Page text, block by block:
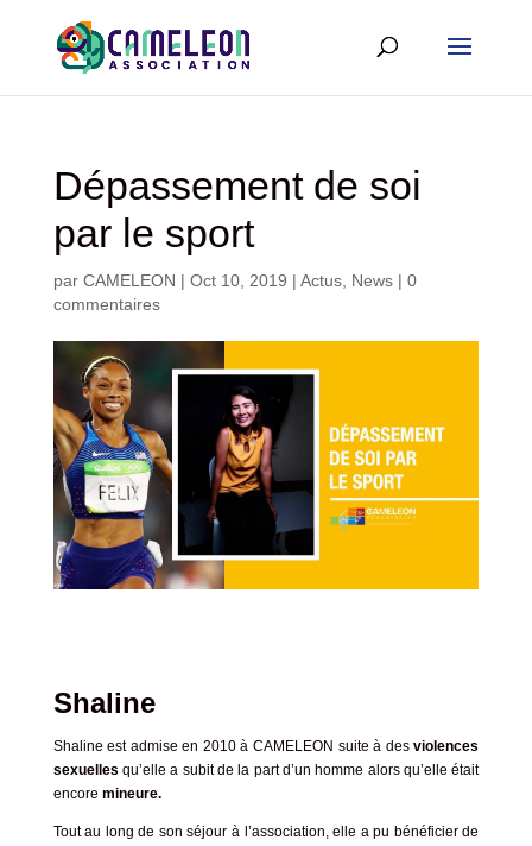
Dépassement de soi
par le sport
par CAMELEON | Oct 10, 2019 | Actus, News| 0
commentaires
Shaline
Shaline est admise en 2010 à CAMELEON suite à desviolences
sexuelles qu’elle a subit de la part d’un homme alors qu’elle était
encore mineure.
Tout au long de son séjour à l’association, elle a pu bénéficier de